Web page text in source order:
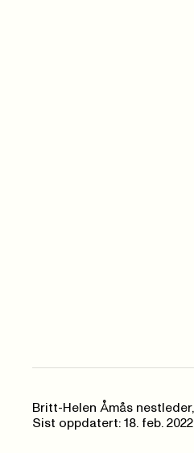
Britt-Helen Åmås nestleder,
Sist oppdatert: 18. feb. 2022